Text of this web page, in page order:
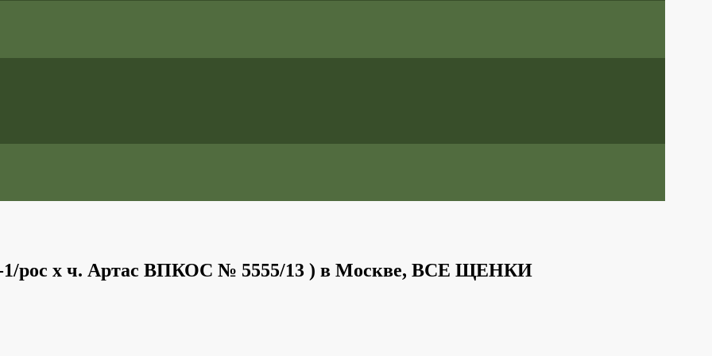
рос х ч. Артас ВПКОС № 5555/13 ) в Москве, ВСЕ ЩЕНКИ